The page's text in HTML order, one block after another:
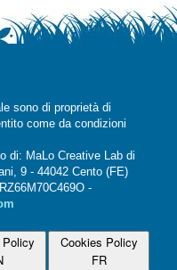
sono di proprietà di
come da condizioni
di: MaLo Creative Lab di
9 - 44042 Cento (FE)
-
Cookies Policy
FR